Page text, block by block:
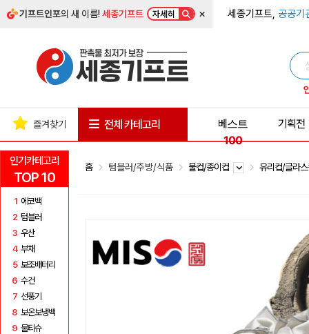
기프트인포의 새 이름!세종기프트 자세히 × 세종기프트, 공공기
인기카테고리
TOP 10
1 에코백
2 텀블러
3 우산
4 부채
5 보조배터리
6 수건
7 선풍기
8 보온보냉백
9 물티슈
즐겨찾기 전체 카테고리
베스트
100
기획전
홈 텀블러/주방/식품 물컵/종이컵 유리컵/글라